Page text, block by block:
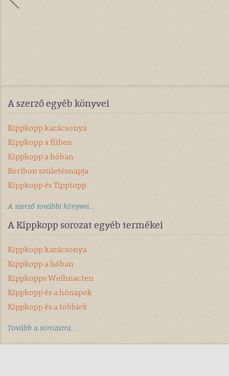
A szerző egyéb könyvei
Kippkopp karácsonya
Kippkopp a fűben
Kippkopp a hóban
Boribon születésnapja
Kippkopp és Tipptopp
A szerző további könyvei...
A Kippkopp sorozat egyéb termékei
Kippkopp karácsonya
Kippkopp a hóban
Kippkopps Weihnacten
Kippkopp és a hónapok
Kippkopp és a többiek
Tovább a sorozatra...